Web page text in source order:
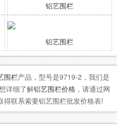
铝艺围栏
铝艺围栏
围栏产品，型号是9719-2，我们是
详细了解铝艺围栏价格 ，请通过网
联系索要铝艺围栏批发价格表!